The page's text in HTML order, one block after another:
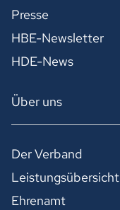
Presse
HBE-Newsletter
HDE-News
Über uns
Der Verband
Leistungsübersicht
Ehrenamt